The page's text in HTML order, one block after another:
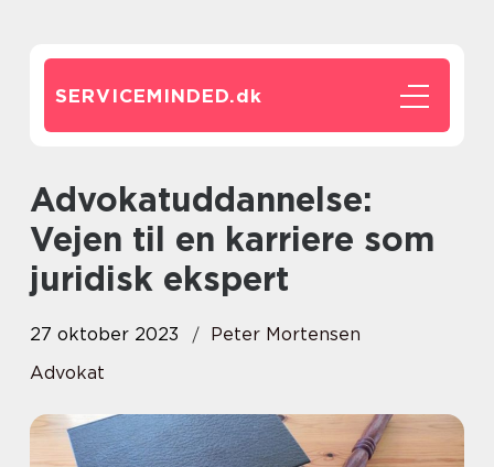
SERVICEMINDED.dk
Advokatuddannelse:
Vejen til en karriere som
juridisk ekspert
27 oktober 2023
Peter Mortensen
Advokat